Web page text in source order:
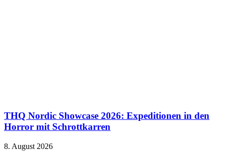
THQ Nordic Showcase 2026: Expeditionen in den
Horror mit Schrottkarren
8. August 2026